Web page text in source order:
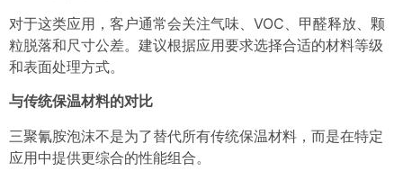
对于这类应用，客户通常会关注气味、VOC、甲醛释放、颗
粒脱落和尺寸公差。建议根据应用要求选择合适的材料等级
和表面处理方式。
与传统保温材料的对比
三聚氰胺泡沫不是为了替代所有传统保温材料，而是在特定
应用中提供更综合的性能组合。